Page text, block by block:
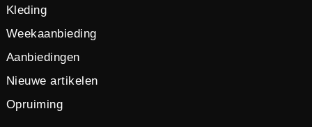
Kleding
Weekaanbieding
Aanbiedingen
Nieuwe artikelen
Opruiming